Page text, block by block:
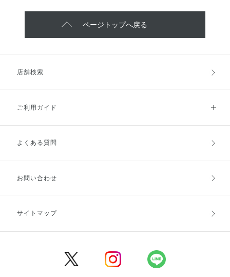
ページトップへ戻る
店舗検索
ご利用ガイド
ご利用ガイドトップ
お支払方法
キャンセル・返品・交換
よくある質問
お問い合わせ
サイトマップ